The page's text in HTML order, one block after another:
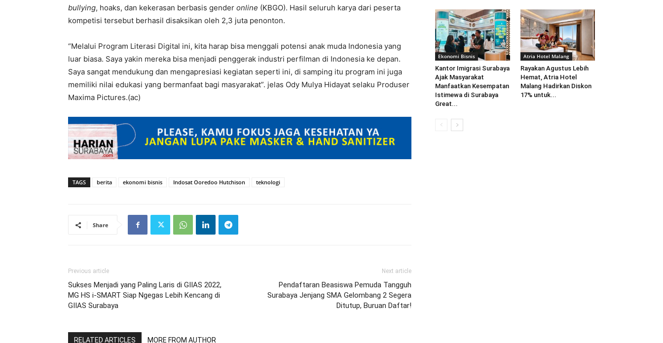
bullying, hoaks, dan kekerasan berbasis gender online (KBGO). Hasil seluruh karya dari peserta
kompetisi tersebut berhasil disaksikan oleh 2,3 juta penonton.
“Melalui Program Literasi Digital ini, kita harap bisa menggali potensi anak muda Indonesia yang
luar biasa. Saya yakin mereka bisa menjadi penggerak industri perfilman di Indonesia ke depan.
Saya sangat mendukung dan mengapresiasi kegiatan seperti ini, di samping itu program ini juga
memiliki nilai edukasi yang bermanfaat bagi masyarakat”. jelas Ody Mulya Hidayat selaku Produser
Maxima Pictures.(ac)
TAGS berita ekonomi bisnis Indosat Ooredoo Hutchison teknologi
Share
Previous article
Sukses Menjadi yang Paling Laris di GIIAS 2022,
MG HS i-SMART Siap Ngegas Lebih Kencang di
GIIAS Surabaya
Next article
Pendaftaran Beasiswa Pemuda Tangguh
Surabaya Jenjang SMA Gelombang 2 Segera
Ditutup, Buruan Daftar!
RELATED ARTICLES MORE FROM AUTHOR
Ekonomi Bisnis
Kantor Imigrasi Surabaya
Ajak Masyarakat
Manfaatkan Kesempatan
Istimewa di Surabaya
Great...
Atria Hotel Malang
Rayakan Agustus Lebih
Hemat, Atria Hotel
Malang Hadirkan Diskon
17% untuk...